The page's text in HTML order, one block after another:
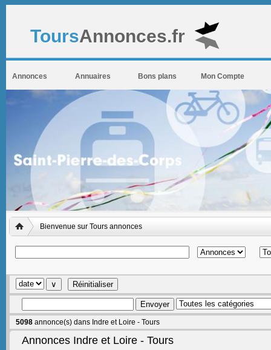
ToursAnnonces.fr
Annonces Annuaires Bons plans Mon Compte
Bienvenue sur Tours annonces
5098 annonce(s) dans Indre et Loire - Tours
Annonces Indre et Loire - Tours